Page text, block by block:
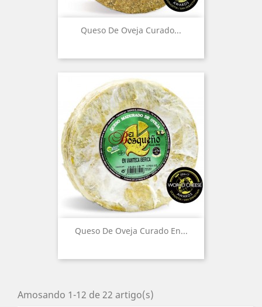
Queso De Oveja Curado...
Queso De Oveja Curado En...
Amosando 1-12 de 22 artigo(s)